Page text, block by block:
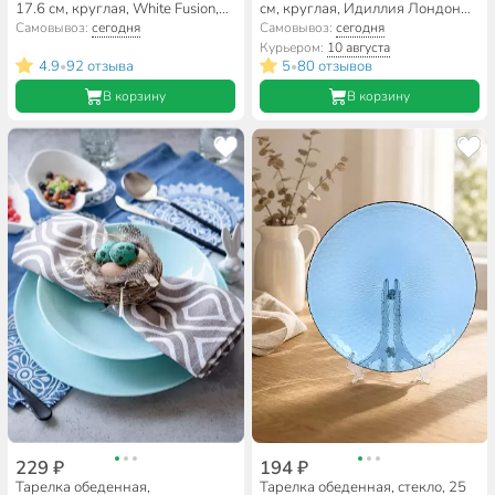
17.6 см, круглая, White Fusion,
Daniks, белая
Самовывоз:сегодня
4.9•92 отзыва
В корзину
см, круглая, Идиллия Лондон
Топаз 1, Luminarc, Q1315, синяя
Самовывоз: сегодня
Курьером: 10 августа
5•80 отзывов
В корзину
229 ₽
Тарелка обеденная,
194 ₽
Тарелка обеденная, стекло, 25